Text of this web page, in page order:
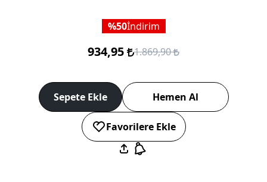
50İndirim
934,95 1.869,90
Sepete Ekle Hemen Al
Favorilere Ekle